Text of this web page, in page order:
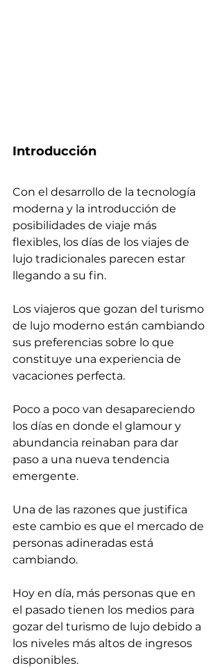
Introducción
Con el desarrollo de la tecnología
moderna y la introducción de
posibilidades de viaje más
flexibles, los días de los viajes de
lujo tradicionales parecen estar
llegando a su fin.
Los viajeros que gozan del turismo
de lujo moderno están cambiando
sus preferencias sobre lo que
constituye una experiencia de
vacaciones perfecta.
Poco a poco van desapareciendo
los días en donde el glamour y
abundancia reinaban para dar
paso a una nueva tendencia
emergente.
Una de las razones que justifica
este cambio es que el mercado de
personas adineradas está
cambiando.
Hoy en día, más personas que en
el pasado tienen los medios para
gozar del turismo de lujo debido a
los niveles más altos de ingresos
disponibles.